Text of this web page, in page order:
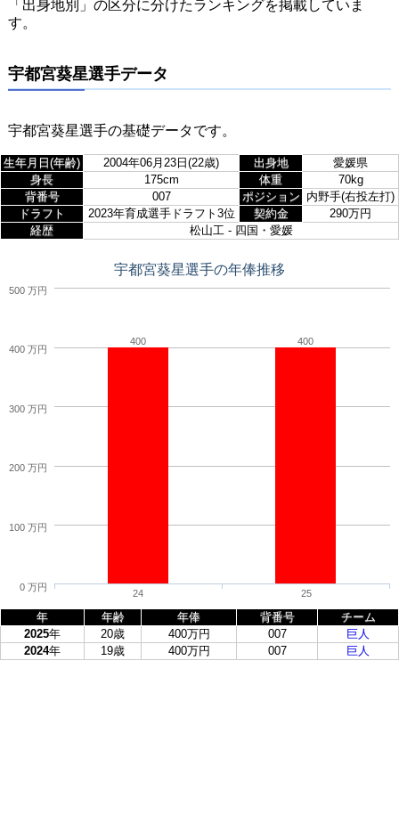
「出身地別」の区分に分けたランキングを掲載していま
す。
宇都宮葵星選手データ
宇都宮葵星選手の基礎データです。
生年月日(年齢) 2004年06月23日(22歳) 出身地
愛媛県
身長
175cm 体重
70kg
背番号
007 ポジション 内野手(右投左打)
ドラフト
2023年育成選手ドラフト3位 契約金
290万円
経歴
松山工 - 四国・愛媛
宇都宮葵星選手の年俸推移
400 400
24 25
0 万円
100 万円
200 万円
300 万円
400 万円
500 万円
年 年齢 年俸 背番号
チーム
2025年 20歳 400万円 007
巨人
2024年 19歳 400万円 007 巨人